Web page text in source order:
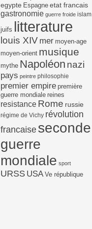
egypte Espagne etat francais
gastronomie guerre froide islam
juifs litterature
louis XIV mer moyen-age
moyen-orient musique
mythe Napoléon nazi
pays peintre philosophie
premier empire première
guerre mondiale reines
resistance Rome russie
régime de Vichy révolution
francaise seconde
guerre
mondiale sport
URSS USA Ve république